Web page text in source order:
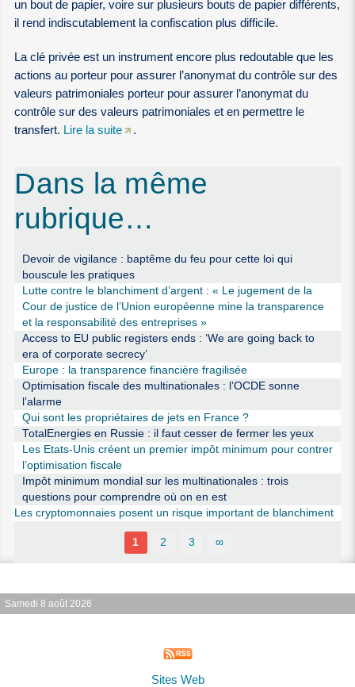
un bout de papier, voire sur plusieurs bouts de papier différents,
il rend indiscutablement la confiscation plus difficile.
La clé privée est un instrument encore plus redoutable que les
actions au porteur pour assurer l’anonymat du contrôle sur des
valeurs patrimoniales porteur pour assurer l’anonymat du
contrôle sur des valeurs patrimoniales et en permettre le
transfert. Lire la suite .
Dans la même
rubrique…
Devoir de vigilance : baptême du feu pour cette loi qui
bouscule les pratiques
Lutte contre le blanchiment d’argent : « Le jugement de la
Cour de justice de l’Union européenne mine la transparence
et la responsabilité des entreprises »
Access to EU public registers ends : ‘We are going back to
era of corporate secrecy’
Europe : la transparence financière fragilisée
Optimisation fiscale des multinationales : l’OCDE sonne
l’alarme
Qui sont les propriétaires de jets en France ?
TotalEnergies en Russie : il faut cesser de fermer les yeux
Les Etats-Unis créent un premier impôt minimum pour contrer
l’optimisation fiscale
Impôt minimum mondial sur les multinationales : trois
questions pour comprendre où on en est
Les cryptomonnaies posent un risque important de blanchiment
1 2 3 ∞
Samedi 8 août 2026
Sites Web